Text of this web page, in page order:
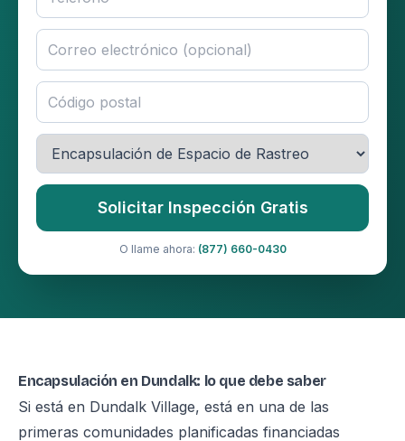
Solicitar Inspección Gratis
O llame ahora: (877) 660-0430
Encapsulación en Dundalk: lo que debe saber
Si está en Dundalk Village, está en una de las
primeras comunidades planificadas financiadas